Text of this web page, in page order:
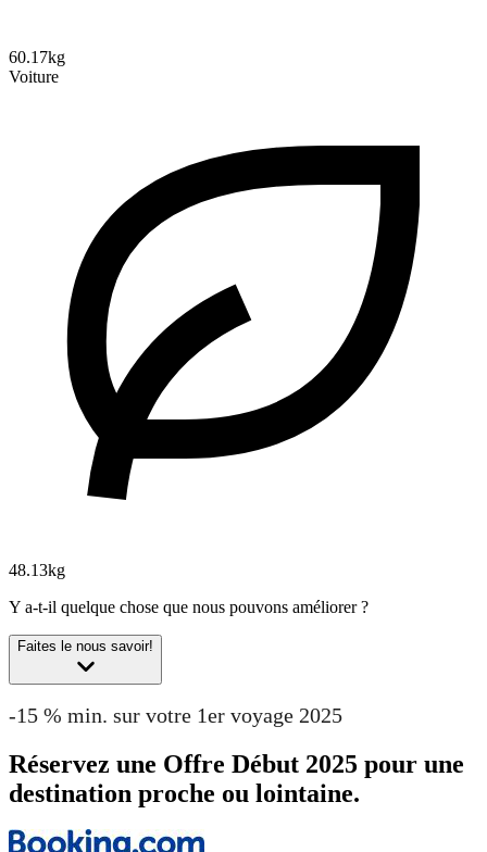
60.17kg
Voiture
48.13kg
Y a-t-il quelque chose que nous pouvons améliorer ?
Faites le nous savoir!
-15 % min. sur votre 1er voyage 2025
Réservez une Offre Début 2025 pour une
destination proche ou lointaine.